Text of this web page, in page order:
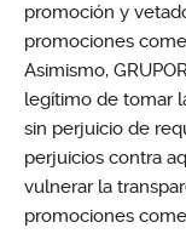
promoción y
promociones
Asimismo,
legítimo de tomar
sin perjuicio de
perjuicios contra
vulnerar la
promociones